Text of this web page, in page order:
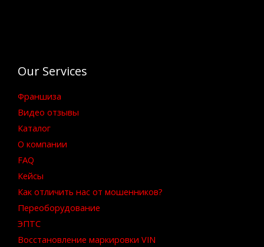
Our Services
Франшиза
Видео отзывы
Каталог
О компании
FAQ
Кейсы
Как отличить нас от мошенников?
Переоборудование
ЭПТС
Восстановление маркировки VIN